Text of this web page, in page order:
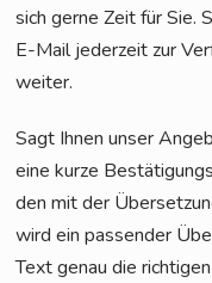
sich ger­ne Zeit für Sie.
E-Mail jeder­zeit zur
weiter.
Sagt Ihnen unser
eine kur­ze
den mit der
wird ein pas­sen­der
Text genau die